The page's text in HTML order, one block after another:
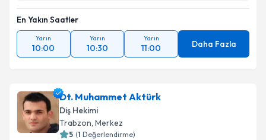
En Yakın Saatler
Yarın
10:00
Yarın
10:30
Yarın
11:00 Daha Fazla
Dt. Muhammet Aktürk
Diş Hekimi
Trabzon, Merkez
5 (1 Değerlendirme)